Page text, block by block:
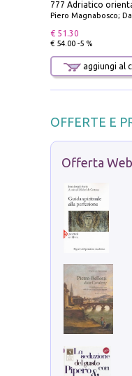
Piero Magnabosco; Dario Silvestro;
€ 51.30
€ 54.00 -5 %
aggiungi al
OFFERTE E
Offerta